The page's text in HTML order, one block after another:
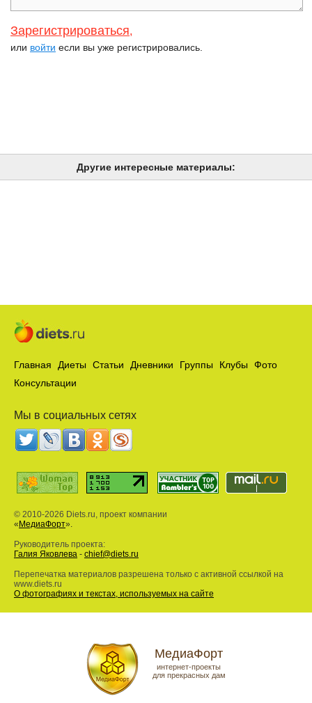
Зарегистрироваться,
или войти если вы уже регистрировались.
Другие интересные материалы:
Главная Диеты Статьи Дневники Группы Клубы
Фото
Консультации
Мы в социальных сетях
© 2010-2026 Diets.ru, проект компании
« МедиаФорт».
Руководитель проекта:
Галия Яковлева - chief@diets.ru
Перепечатка материалов разрешена только с активной ссылкой на
www.diets.ru
О фотографиях и текстах, используемых на сайте
МедиаФорт
интернет-проекты
для прекрасных дам